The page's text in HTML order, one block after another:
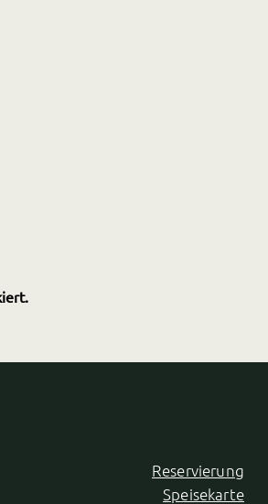
Reservierung
Speisekarte